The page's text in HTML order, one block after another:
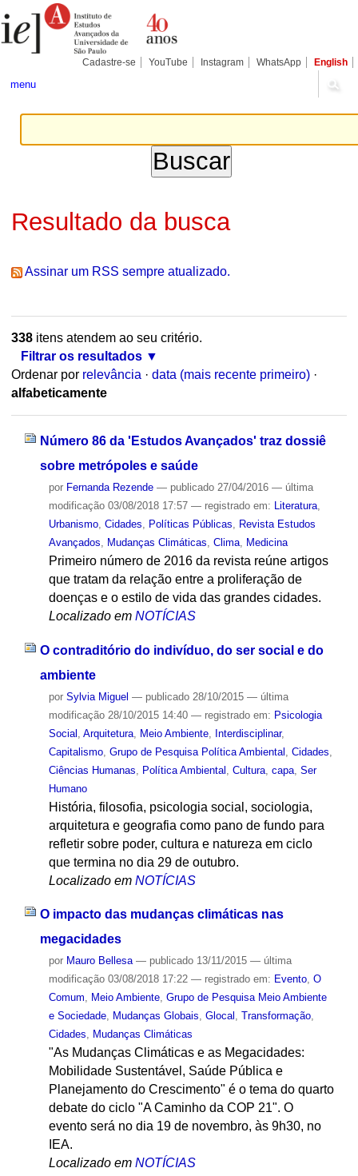
para
conteúdo.
Pessoais
Cadastre-se YouTube Instagram WhatsApp English
menu
Resultado da busca
Assinar um RSS sempre atualizado.
338itens atendem ao seu critério.
Filtrar os resultados
Ordenar por relevância · data (mais recente primeiro) ·
alfabeticamente
Número 86 da 'Estudos Avançados' traz dossiê
sobre metrópoles e saúde
por Fernanda Rezende — publicado27/04/2016 — última
modificação03/08/2018 17:57 — registrado em: Literatura,
Urbanismo, Cidades Políticas Públicas
Revista Estudos
Avançados
Mudanças Climáticas Clima, Medicina
Primeiro número de 2016 da revista reúne artigos
que tratam da relação entre a proliferação de
doenças e o estilo de vida das grandes cidades.
Localizado em NOTÍCIAS
O contraditório do indivíduo, do ser social e do
ambiente
por Sylvia Miguel — publicado28/10/2015 — última
modificação28/10/2015 14:40 — registrado em: Psicologia
Social Arquitetura, Meio Ambiente, Interdisciplinar,
Capitalismo, Grupo de Pesquisa Política Ambiental Cidades
Ciências Humanas
Política Ambiental Cultura, capa, Ser
Humano
História, filosofia, psicologia social, sociologia,
arquitetura e geografia como pano de fundo para
refletir sobre poder, cultura e natureza em ciclo
que termina no dia 29 de outubro.
Localizado em NOTÍCIAS
O impacto das mudanças climáticas nas
megacidades
por Mauro Bellesa — publicado13/11/2015 — última
modificação03/08/2018 17:22 — registrado em: Evento, O
Comum, Meio Ambiente, Grupo de Pesquisa Meio Ambiente
e Sociedade, Mudanças Globais, Glocal , Transformação,
Cidades, Mudanças Climáticas
"As Mudanças Climáticas e as Megacidades:
Mobilidade Sustentável, Saúde Pública e
Planejamento do Crescimento" é o tema do quarto
debate do ciclo "A Caminho da COP 21". O
evento será no dia 19 de novembro, às 9h30, no
IEA.
Localizado em NOTÍCIAS